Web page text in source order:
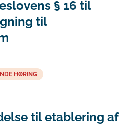
§ 16 til
til
HØRING
til etablering af